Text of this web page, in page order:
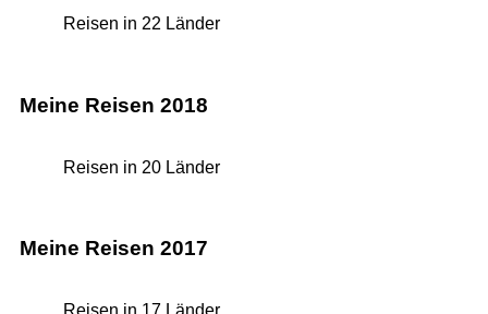
Reisen in 22 Länder
Meine Reisen 2018
Reisen in 20 Länder
Meine Reisen 2017
Reisen in 17 Länder